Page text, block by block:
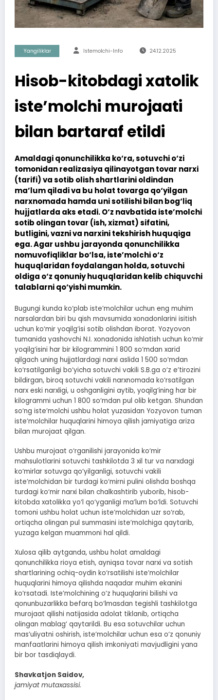
Yangiliklar Istemolchi-Info 24.12.2025
Hisob-kitobdagi xatolik
iste’molchi murojaati
bilan bartaraf etildi
Amaldagi qonunchilikka ko‘ra, sotuvchi o‘zi
tomonidan realizasiya qilinayotgan tovar narxi
(tarifi) va sotib olish shartlarini oldindan
ma’lum qiladi va bu holat tovarga qo‘yilgan
narxnomada hamda uni sotilishi bilan bog‘liq
hujjatlarda aks etadi. O‘z navbatida iste’molchi
sotib olingan tovar (ish, xizmat) sifatini,
butligini, vazni va narxini tekshirish huquqiga
ega. Agar ushbu jarayonda qonunchilikka
nomuvofiqliklar bo‘lsa, iste’molchi o‘z
huquqlaridan foydalangan holda, sotuvchi
oldiga o‘z qonuniy huquqlaridan kelib chiquvchi
talablarni qo‘yishi mumkin.
Bugungi kunda ko‘plab iste’molchilar uchun eng muhim
narsalardan biri bu qish mavsumida xonadonlarini isitish
uchun ko‘mir yoqilg‘isi sotib olishdan iborat. Yozyovon
tumanida yashovchi N.I. xonadonida ishlatish uchun ko‘mir
yoqilg‘isini har bir kilogrammini 1 800 so‘mdan xarid
qilgach uning hujjatlardagi narxi aslida 1 500 so‘mdan
ko‘rsatilganligi bo‘yicha sotuvchi vakili S.B.ga o‘z e’tirozini
bildirgan, biroq sotuvchi vakili narxnomada ko‘rsatilgan
narx eski narxligi, u oshganligini aytib, yoqilg‘ining har bir
kilogrammi uchun 1 800 so‘mdan pul olib ketgan. Shundan
so‘ng iste’molchi ushbu holat yuzasidan Yozyovon tuman
iste’molchilar huquqlarini himoya qilish jamiyatiga ariza
bilan murojaat qilgan.
Ushbu murojaat o‘rganilishi jarayonida ko‘mir
mahsulotlarini sotuvchi tashkilotda 3 xil tur va narxdagi
ko‘mirlar sotuvga qo‘yilganligi, sotuvchi vakili
iste’molchidan bir turdagi ko‘mirni pulini olishda boshqa
turdagi ko‘mir narxi bilan chalkashtirib yuborib, hisob-
kitobda xatolikka yo‘l qo‘yganligi ma’lum bo‘ldi. Sotuvchi
tomoni ushbu holat uchun iste’molchidan uzr so‘rab,
ortiqcha olingan pul summasini iste’molchiga qaytarib,
yuzaga kelgan muammoni hal qildi.
Xulosa qilib aytganda, ushbu holat amaldagi
qonunchilikka rioya etish, ayniqsa tovar narxi va sotish
shartlarining ochiq-oydin ko‘rsatilishi iste’molchilar
huquqlarini himoya qilishda naqadar muhim ekanini
ko‘rsatadi. Iste’molchining o‘z huquqlarini bilishi va
qonunbuzarlikka befarq bo‘lmasdan tegishli tashkilotga
murojaat qilishi natijasida adolat tiklanib, ortiqcha
olingan mablag‘ qaytarildi. Bu esa sotuvchilar uchun
mas’uliyatni oshirish, iste’molchilar uchun esa o‘z qonuniy
manfaatlarini himoya qilish imkoniyati mavjudligini yana
bir bor tasdiqlaydi.
Shavkatjon Saidov,
jamiyat mutaxassisi.